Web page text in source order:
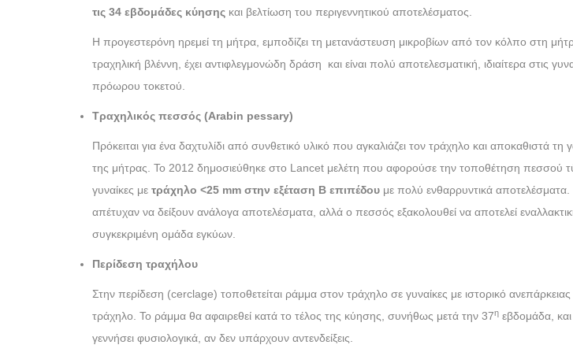
τις 34 εβδομάδες κύησης και βελτίωση του περιγεννητικού αποτελέσματος.
Η προγεστερόνη ηρεμεί τη μήτρα, εμποδίζει τη μετανάστευση μικροβίων από τον κόλπο στη
τραχηλική βλέννη, έχει αντιφλεγμονώδη δράση και είναι πολύ αποτελεσματική, ιδιαίτερα στις
πρόωρου τοκετού.
Τραχηλικός πεσσός (Arabin pessary)
Πρόκειται για ένα δαχτυλίδι από συνθετικό υλικό που αγκαλιάζει τον τράχηλο και αποκαθιστά
της μήτρας. Το 2012 δημοσιεύθηκε στο Lancet μελέτη που αφορούσε την τοποθέτηση πεσσού
γυναίκες με τράχηλο <25 mm στην εξέταση Β επιπέδου με πολύ ενθαρρυντικά αποτελέσματα.
απέτυχαν να δείξουν ανάλογα αποτελέσματα, αλλά ο πεσσός εξακολουθεί να αποτελεί
συγκεκριμένη ομάδα εγκύων.
Περίδεση τραχήλου
Στην περίδεση (cerclage) τοποθετείται ράμμα στον τράχηλο σε γυναίκες με ιστορικό
τράχηλο. Το ράμμα θα αφαιρεθεί κατά το τέλος της κύησης, συνήθως μετά την 37η εβδομάδα,
γεννήσει φυσιολογικά, αν δεν υπάρχουν αντενδείξεις.